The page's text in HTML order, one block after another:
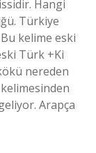
Hangi
Türkiye
kelime eski
Türk +Ki
nereden
Arapça